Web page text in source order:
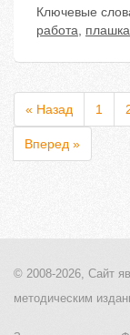
Ключевые
работа, плашка
« Назад 1
Вперед »
© 2008-2026, Сайт
методическим